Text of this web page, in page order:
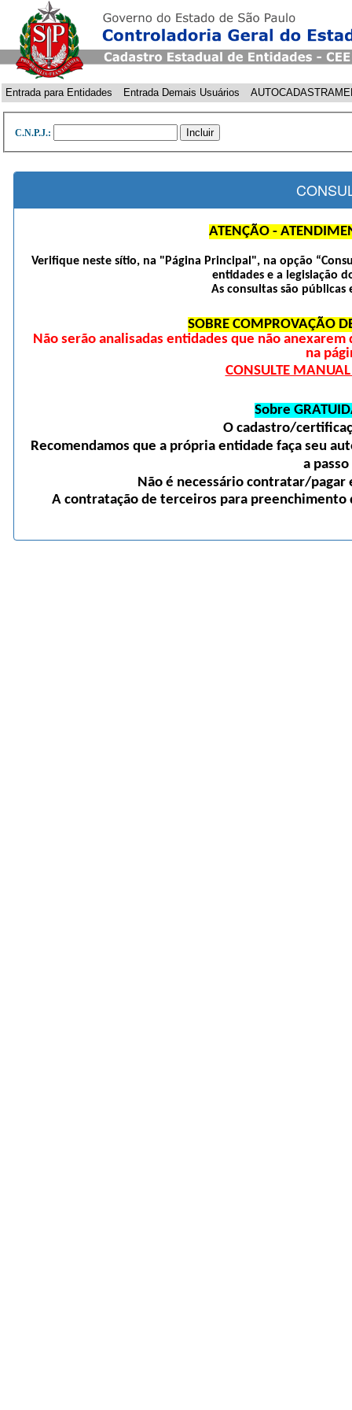
Entrada para Entidades Entrada Demais Usuários
C.N.P.J.:
ATENÇÃO -
Verifique neste sítio, na "Página Principal", na opção
entidades e a legislação
As consultas são públicas
SOBRE COMPROVAÇÃO
Não serão analisadas entidades que não
na
CONSULTE
Sobre
O cadastro/
Recomendamos que a própria entidade faça seu
a
Não é necessário contratar/
A contratação de terceiros para